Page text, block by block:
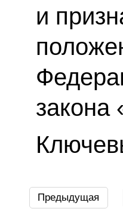
и
закона
Предыдущая